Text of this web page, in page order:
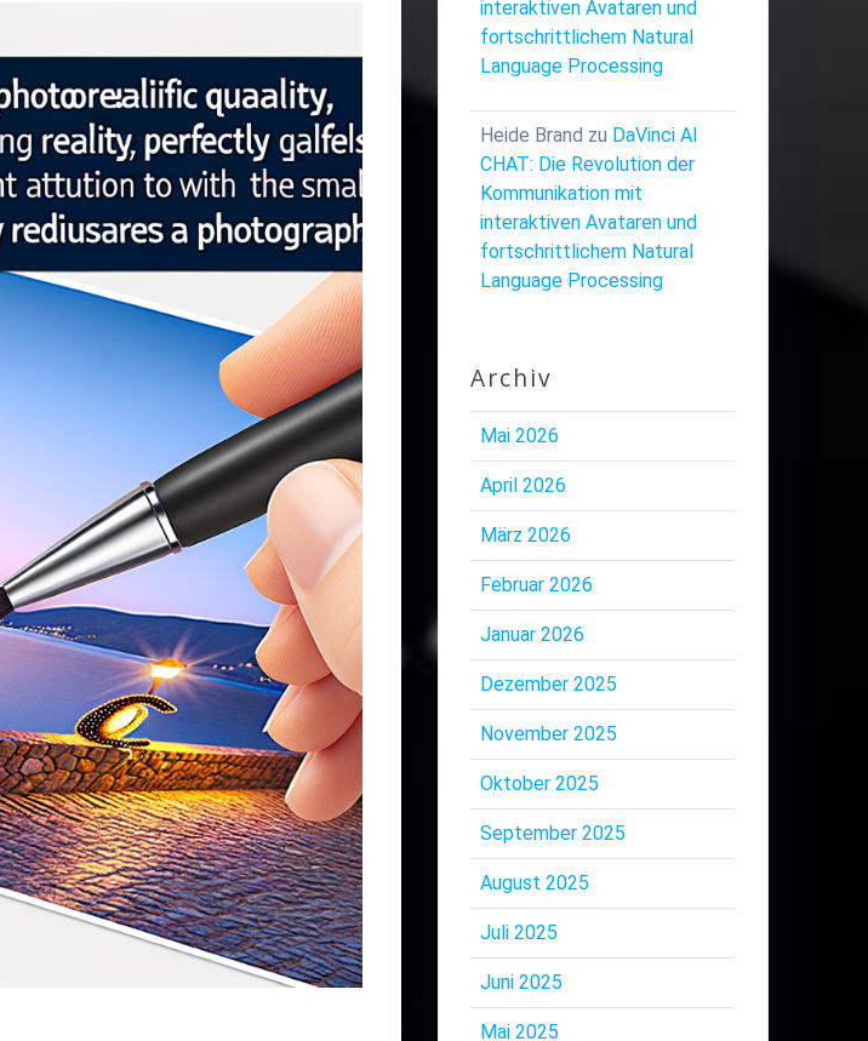
interaktiven Avataren und
fortschrittlichem Natural
Language Processing
Heide Brand zu DaVinci AI
CHAT: Die Revolution der
Kommunikation mit
interaktiven Avataren und
fortschrittlichem Natural
Language Processing
Archiv
Mai 2026
April 2026
März 2026
Februar 2026
Januar 2026
Dezember 2025
November 2025
Oktober 2025
September 2025
August 2025
Juli 2025
Juni 2025
Mai 2025